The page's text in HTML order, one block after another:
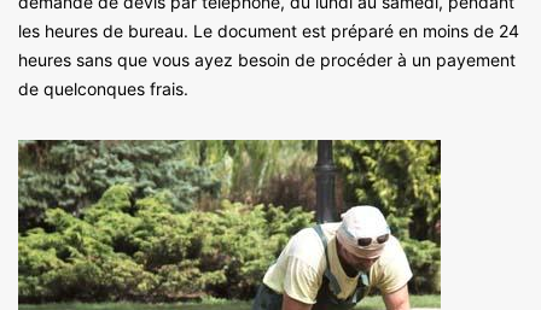
les heures de bureau. Le document est préparé en moins de 24
heures sans que vous ayez besoin de procéder à un payement
de quelconques frais.